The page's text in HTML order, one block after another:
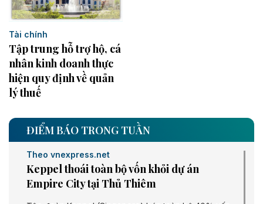
Tài chính
Tập trung hỗ trợ hộ, cá
nhân kinh doanh thực
hiện quy định về quản
lý thuế
ĐIỂM BÁO TRONG TUẦN
Theo vnexpress.net
Keppel thoái toàn bộ vốn khỏi dự án
Empire City tại Thủ Thiêm